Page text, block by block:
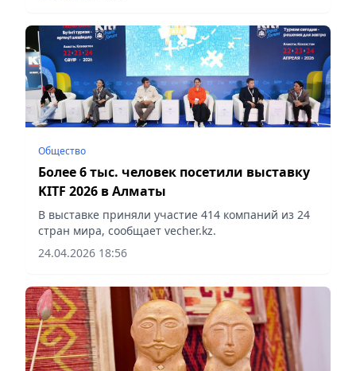
Общество
Более 6 тыс. человек посетили выставку
KITF 2026 в Алматы
В выставке приняли участие 414 компаний из 24
стран мира, сообщает vecher.kz.
24.04.2026 18:56